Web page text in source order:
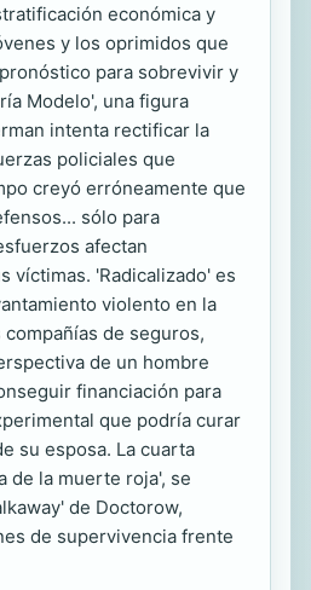
económica y
y los oprimidos que
para sobrevivir y
Modelo', una figura
intenta rectificar la
policiales que
creyó erróneamente que
sólo para
afectan
víctimas. 'Radicalizado' es
violento en la
de seguros,
de un hombre
financiación para
que podría curar
su esposa. La cuarta
de la muerte roja', se
de Doctorow,
de supervivencia frente